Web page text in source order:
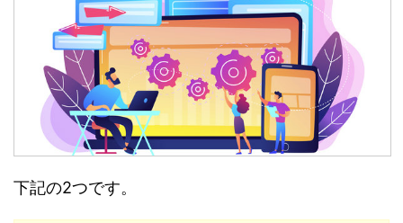
下記の2つです。